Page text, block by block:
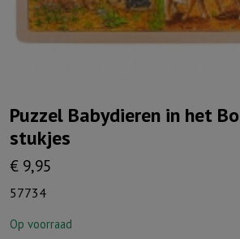
Puzzel Babydieren in het
stukjes
€ 9,95
57734
Op voorraad